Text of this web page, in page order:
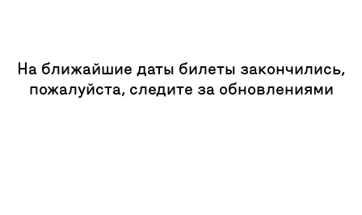
На ближайшие даты билеты закончились,
пожалуйста, следите за обновлениями